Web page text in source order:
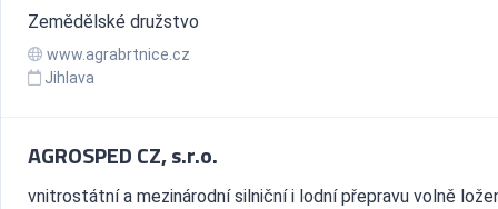
Zemědělské družstvo
www.agrabrtnice.cz
Jihlava
AGROSPED CZ, s.r.o.
vnitrostátní a mezinárodní silniční i lodní přepravu volně